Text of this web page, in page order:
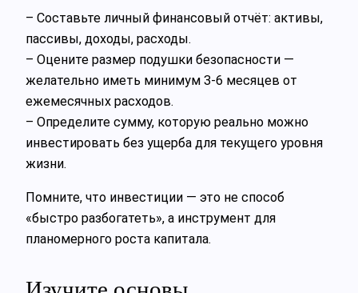
– Составьте личный финансовый отчёт: активы,
пассивы, доходы, расходы.
– Оцените размер подушки безопасности —
желательно иметь минимум 3-6 месяцев от
ежемесячных расходов.
– Определите сумму, которую реально можно
инвестировать без ущерба для текущего уровня
жизни.
Помните, что инвестиции — это не способ
«быстро разбогатеть», а инструмент для
планомерного роста капитала.